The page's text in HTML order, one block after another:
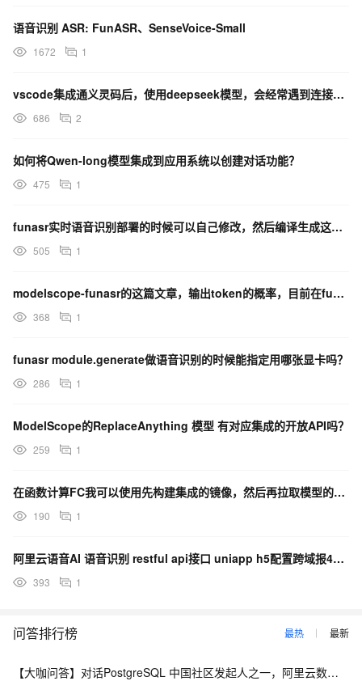
语音识别 ASR: FunASR、SenseVoice-Small
1672 1
vscode集成通义灵码后，使用deepseek模型，会经常遇到连接超时的情况
686 2
如何将Qwen-long模型集成到应用系统以创建对话功能？
475 1
funasr实时语音识别部署的时候可以自己修改，然后编译生成这个可执行文件吗？
505 1
modelscope-funasr的这篇文章，输出token的概率，目前在funasr有集成吗？
368 1
funasr module.generate做语音识别的时候能指定用哪张显卡吗？
286 1
ModelScope的ReplaceAnything 模型 有对应集成的开放API吗？
259 1
在函数计算FC我可以使用先构建集成的镜像，然后再拉取模型的文件吗？具体如何操作？
190 1
阿里云语音AI 语音识别 restful api接口 uniapp h5配置跨域报400，为什么？
393 1
问答排行榜 最热 最新
【大咖问答】对话PostgreSQL 中国社区发起人之一，阿里云数据库高级专家 德哥